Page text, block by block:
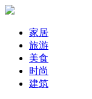
家居
旅游
美食
时尚
建筑